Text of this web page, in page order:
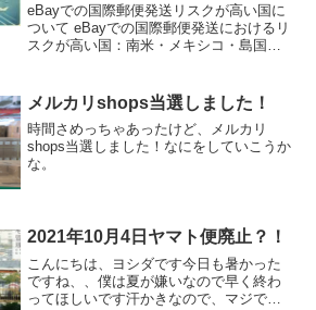
eBayでの国際郵便発送リスクが高い国に
ついて eBayでの国際郵便発送におけるリ
スクが高い国：南米・メキシコ・島国な
や地域、 そして発送トラブルを避けるた
めのポ...
メルカリshops当選しました！
時間さめっちゃあったけど、メルカリ
shops当選しました！なにをしていこうか
な。
2021年10月4日ヤマト便廃止？！
こんにちは、ヨシダです今日も暑かった
ですね、、僕は夏が嫌いなので早く終わ
ってほしいです汗かきなので、マジでし